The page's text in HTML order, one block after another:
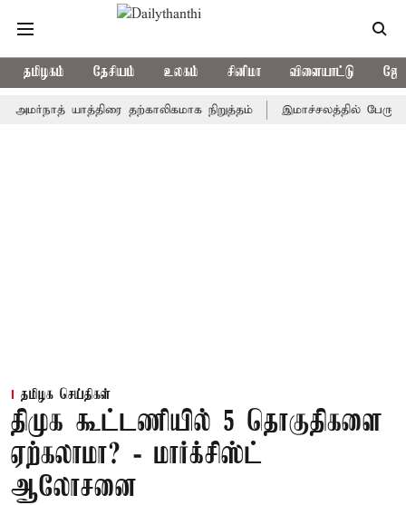
தமிழகம் தேசியம் உலகம் சினிமா விளையாட்டு
யாத்திரை தற்காலிகமாக நிறுத்தம் இமாச்சலத்தில் பேருந்து
தமிழக செய்திகள்
திமுக கூட்டணியில் 5 தொகுதிகளை
ஏற்கலாமா? - மார்க்சிஸ்ட்
ஆலோசனை